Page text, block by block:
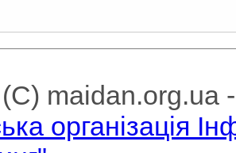
maidan.org.ua
організація